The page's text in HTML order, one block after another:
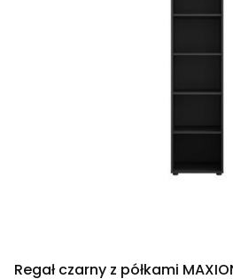
Regał czarny z półkami